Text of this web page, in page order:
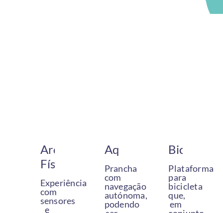
Arduino
Física
Experiências
com
sensores
e
Aqua
Prancha
com
navegação
autónoma,
podendo
Bicla
Plataforma
para
bicicleta
que,
em